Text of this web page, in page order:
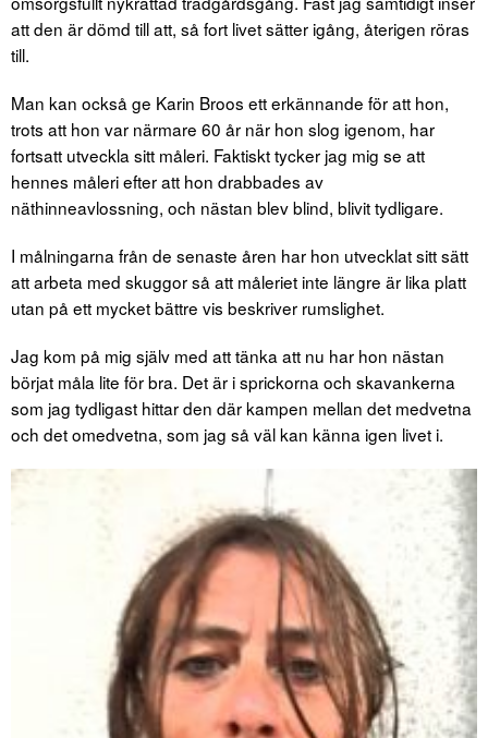
att den är dömd till att, så fort livet sätter igång, återigen röras
till.
Man kan också ge Karin Broos ett erkännande för att hon,
trots att hon var närmare 60 år när hon slog igenom, har
fortsatt utveckla sitt måleri. Faktiskt tycker jag mig se att
hennes måleri efter att hon drabbades av
näthinneavlossning, och nästan blev blind, blivit tydligare.
I målningarna från de senaste åren har hon utvecklat sitt sätt
att arbeta med skuggor så att måleriet inte längre är lika platt
utan på ett mycket bättre vis beskriver rumslighet.
Jag kom på mig själv med att tänka att nu har hon nästan
börjat måla lite för bra. Det är i sprickorna och skavankerna
som jag tydligast hittar den där kampen mellan det medvetna
och det omedvetna, som jag så väl kan känna igen livet i.